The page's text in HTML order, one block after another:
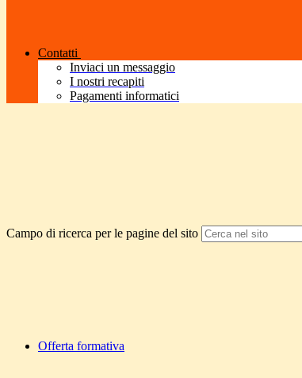
Contatti
Inviaci un messaggio
I nostri recapiti
Pagamenti informatici
Campo di ricerca per le pagine del sito
Offerta formativa